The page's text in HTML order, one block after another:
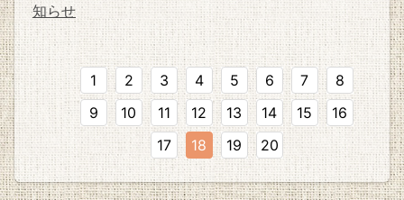
知らせ
1 2 3 4 5 6 7
8
9
10 11 12 13 14 15
16
17
18 19 20